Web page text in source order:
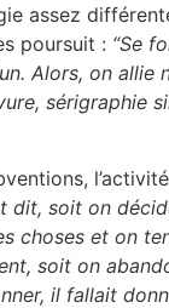
assez
poursuit : “Se
Alors, on allie
sérigraphie
dit, soit on
choses et on
soit on
il fallait